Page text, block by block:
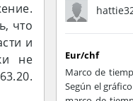
что
и
не
Eur/chf
Marco de
Según el